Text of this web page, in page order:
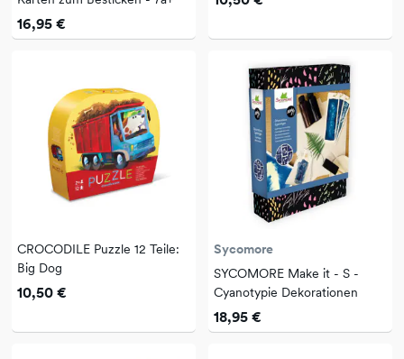
16,95 €
CROCODILE Puzzle 12 Teile:
Big Dog
10,50 €
Sycomore
SYCOMORE Make it - S -
Cyanotypie Dekorationen
18,95 €